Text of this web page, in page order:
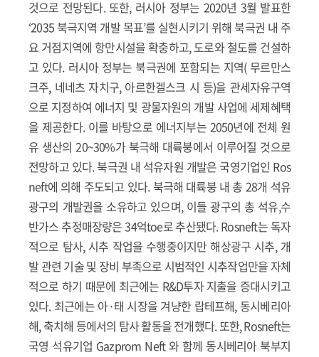
것으로 전망된다. 또한, 러시아 정부는 2020년 3월 발표한
‘2035 북극지역 개발 목표’를 실현시키기 위해 북극권 내 주
요 거점지역에 항만시설을 확충하고, 도로와 철도를 건설하
고 있다. 러시아 정부는 북극권에 포함되는 지역( 무르만스
크주, 네네츠 자치구, 아르한겔스크 시 등)을 관세자유구역
으로 지정하여 에너지 및 광물자원의 개발 사업에 세제혜택
을 제공한다. 이를 바탕으로 에너지부는 2050년에 전체 원
유 생산의 20~30%가 북극해 대륙붕에서 이루어질 것으로
전망하고 있다. 북극권 내 석유자원 개발은 국영기업인 Ros
neft에 의해 주도되고 있다. 북극해 대륙붕 내 총 28개 석유
광구의 개발권을 소유하고 있으며, 이들 광구의 총 석유,수
반가스 추정매장량은 34억toe로 추산됐다. Rosneft는 독자
적으로 탐사, 시추 작업을 수행중이지만 해상광구 시추, 개
발 관련 기술 및 장비 부족으로 시범적인 시추작업만을 자체
적으로 하기 때문에 최근에는 R&D투자 지출을 증대시키고
있다. 최근에는 아·태 시장을 겨냥한 랍테프해, 동시베리아
해, 축치해 등에서의 탐사 활동을 전개했다. 또한, Rosneft는
국영 석유기업 Gazprom Neft 와 함께 동시베리아 북부지